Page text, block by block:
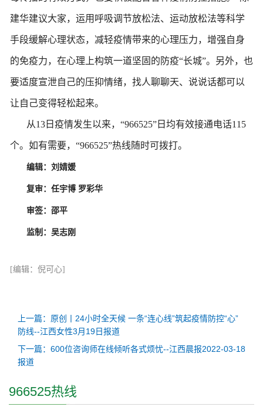
建华建议大家，运用呼吸调节放松法、运动放松法等科学
手段缓解心理状态，减轻疫情带来的心理压力，增强自身
的免疫力，在心理上构筑一道坚固的防疫“长城”。另外，也
要适度宣泄自己的压抑情绪，找人聊聊天、说说话都可以
让自己变得轻松起来。
从13日疫情发生以来，“966525”日均有效接通电话115
个。如有需要，“966525”热线随时可拨打。
编辑：刘婧媛
复审：任宇博 罗彩华
审签：邵平
监制：吴志刚
[编辑：倪可心]
上一篇：原创丨24小时全天候 一条“连心线”筑起疫情防控“心”
防线--江西女性3月19日报道
下一篇：600位咨询师在线倾听各式烦忧--江西晨报2022-03-18
报道
966525热线